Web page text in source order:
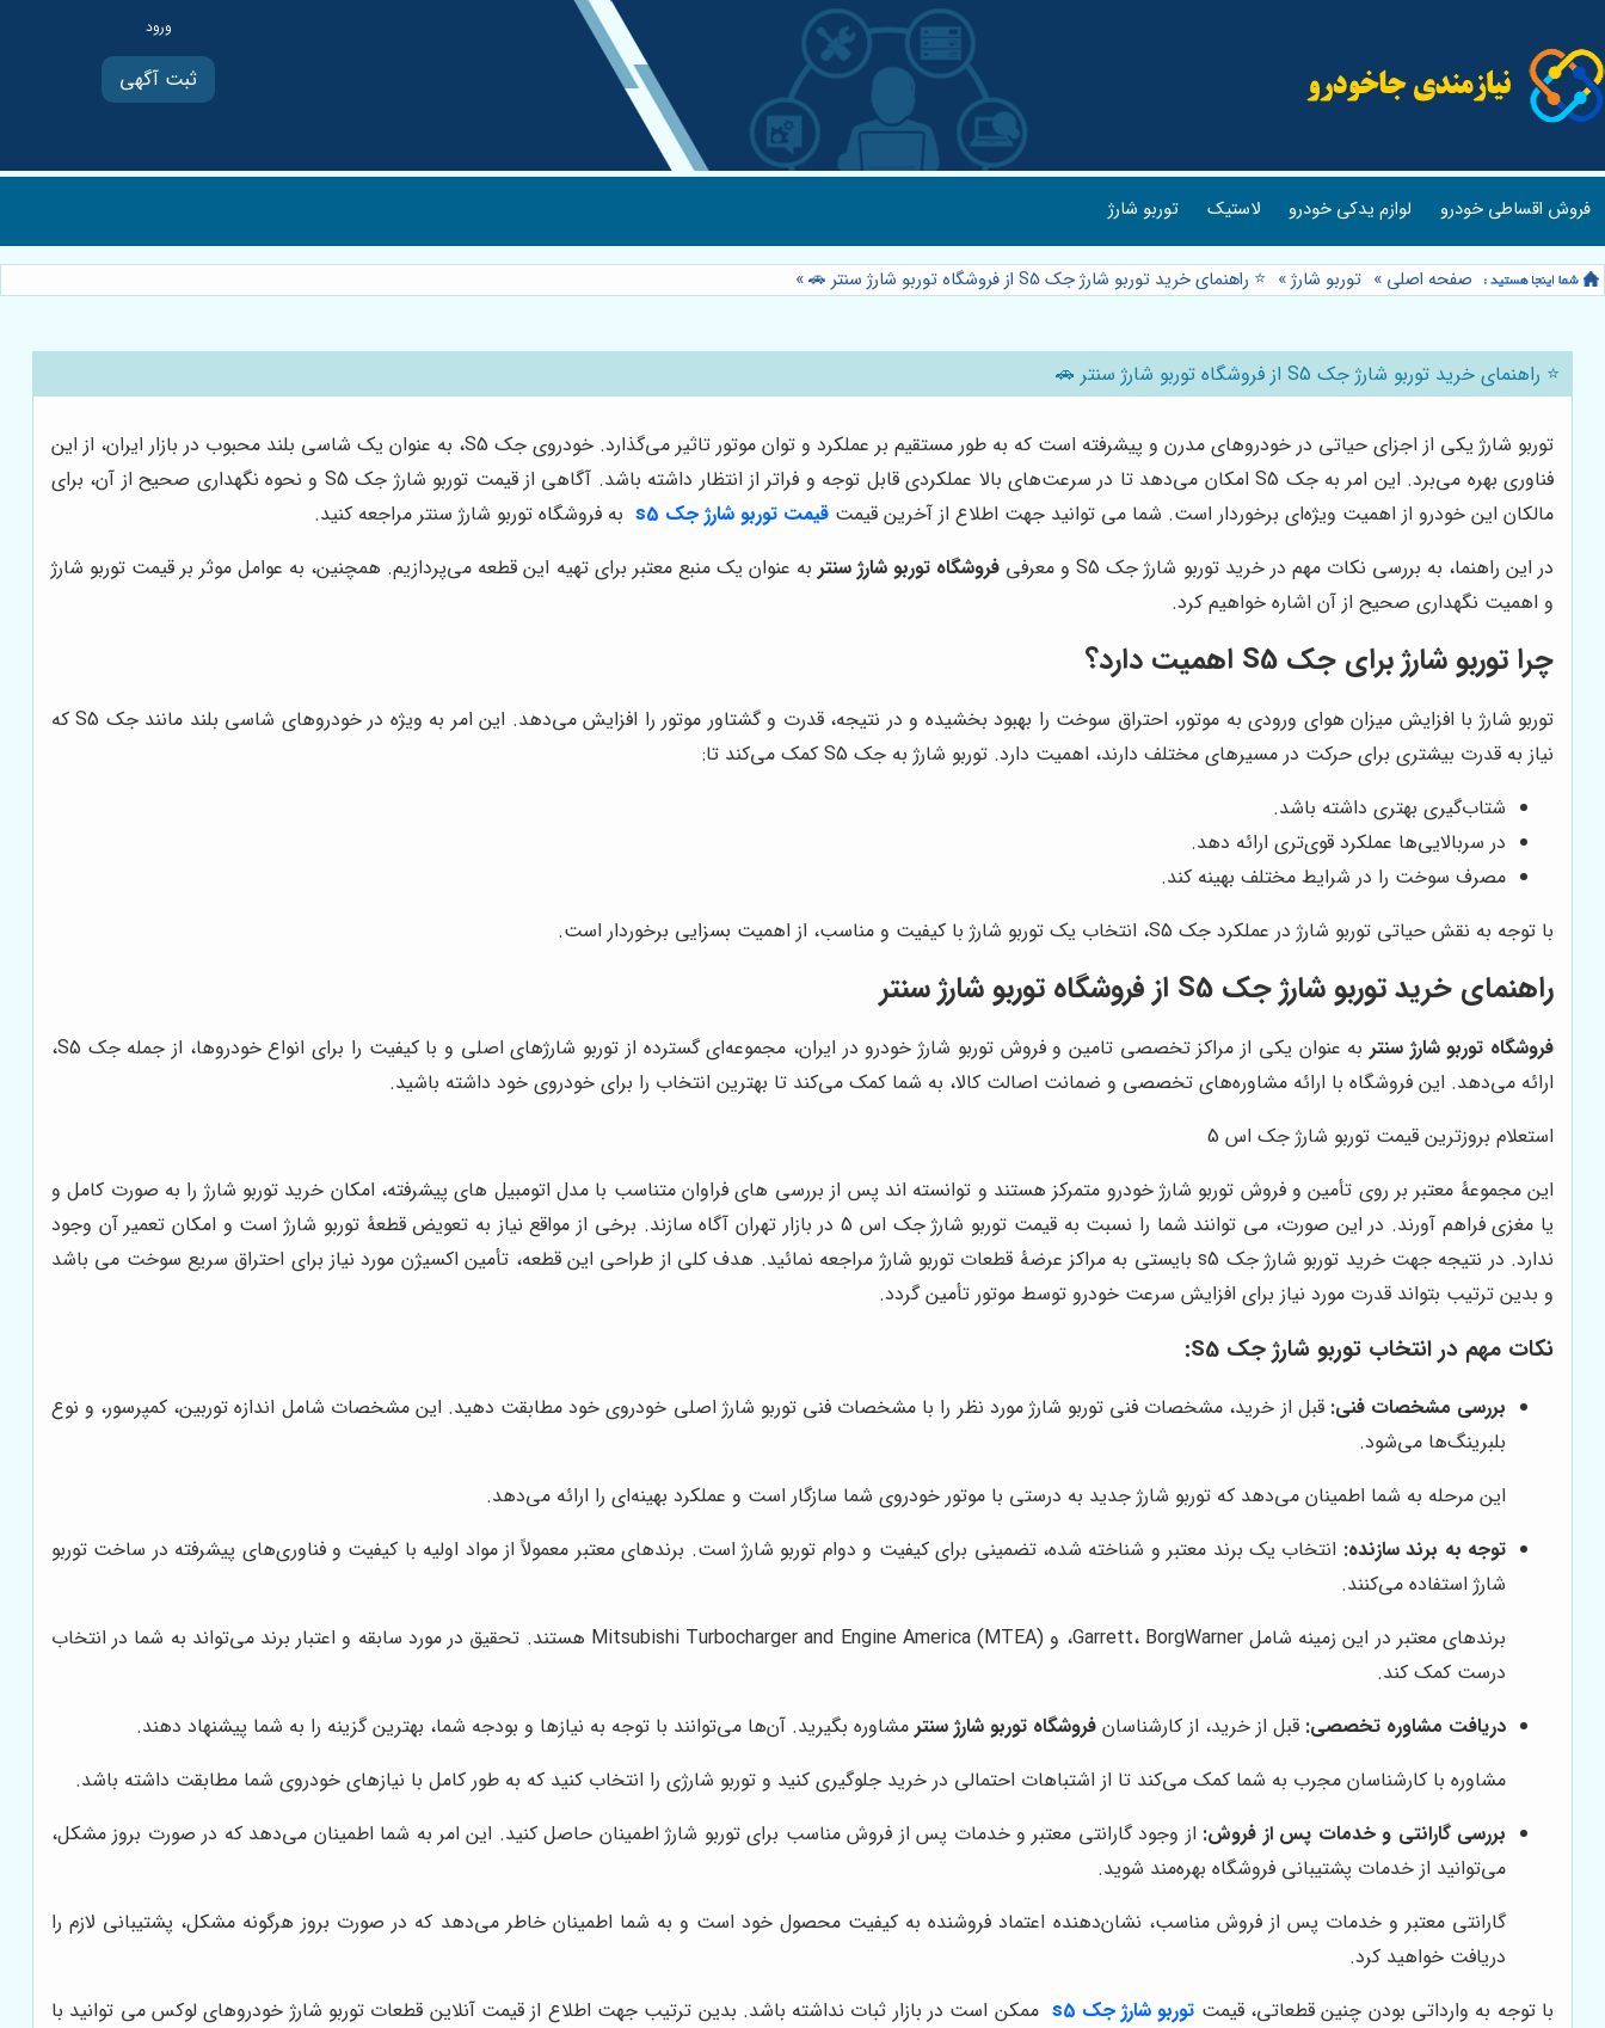
ثبت آگهی
فروش اقساطی خودرو لوازم یدکی خودرو لاستیک توربو شارژ
صفحه اصلی » توربو شارژ» ⭐️ راهنمای خرید توربو شارژ جک S5 از فروشگاه توربو شارژ سنتر 🚗 »
⭐️ راهنمای خرید توربو شارژ جک S5 از فروشگاه توربو شارژ سنتر 🚗
توربو شارژ یکی از اجزای حیاتی در خودروهای مدرن و پیشرفته است که به طور مستقیم بر عملکرد و توان موتور تاثیر می‌گذارد. خودروی جک S5، به عنوان یک شاسی بلند محبوب در بازار ایران، از این
فناوری بهره می‌برد. این امر به جک S5 امکان می‌دهد تا در سرعت‌های بالا عملکردی قابل توجه و فراتر از انتظار داشته باشد. آگاهی از قیمت توربو شارژ جک S5 و نحوه نگهداری صحیح از آن، برای
مالکان این خودرو از اهمیت ویژه‌ای برخوردار است. شما می توانید جهت اطلاع از آخرین قیمت قیمت توربو شارژ جک s5
به فروشگاه توربو شارژ سنتر مراجعه کنید.
در این راهنما، به بررسی نکات مهم در خرید توربو شارژ جک S5 و معرفی
فروشگاه توربو شارژ سنتر به عنوان یک منبع معتبر برای تهیه این قطعه می‌پردازیم. همچنین، به عوامل موثر بر قیمت توربو شارژ
و اهمیت نگهداری صحیح از آن اشاره خواهیم کرد.
چرا توربو شارژ برای جک S5 اهمیت دارد؟
توربو شارژ با افزایش میزان هوای ورودی به موتور، احتراق سوخت را بهبود بخشیده و در نتیجه، قدرت و گشتاور موتور را افزایش می‌دهد. این امر به ویژه در خودروهای شاسی بلند مانند جک S5 که
نیاز به قدرت بیشتری برای حرکت در مسیرهای مختلف دارند، اهمیت دارد. توربو شارژ به جک S5 کمک می‌کند تا:
شتاب‌گیری بهتری داشته باشد.
در سربالایی‌ها عملکرد قوی‌تری ارائه دهد.
مصرف سوخت را در شرایط مختلف بهینه کند.
با توجه به نقش حیاتی توربو شارژ در عملکرد جک S5، انتخاب یک توربو شارژ با کیفیت و مناسب، از اهمیت بسزایی برخوردار است.
راهنمای خرید توربو شارژ جک S5 از فروشگاه توربو شارژ سنتر
فروشگاه توربو شارژ سنتر
به عنوان یکی از مراکز تخصصی تامین و فروش توربو شارژ خودرو در ایران، مجموعه‌ای گسترده از توربو شارژهای اصلی و با کیفیت را برای انواع خودروها، از جمله جک S5،
ارائه می‌دهد. این فروشگاه با ارائه مشاوره‌های تخصصی و ضمانت اصالت کالا، به شما کمک می‌کند تا بهترین انتخاب را برای خودروی خود داشته باشید.
استعلام بروزترین قیمت توربو شارژ جک اس 5
این مجموعۀ معتبر بر روی تأمین و فروش توربو شارژ خودرو متمرکز هستند و توانسته اند پس از بررسی های فراوان متناسب با مدل اتومبیل های پیشرفته، امکان خرید توربو شارژ را به صورت کامل و
یا مغزی فراهم آورند. در این صورت، می توانند شما را نسبت به قیمت توربو شارژ جک اس 5 در بازار تهران آگاه سازند. برخی از مواقع نیاز به تعویض قطعۀ توربو شارژ است و امکان تعمیر آن وجود
ندارد. در نتیجه جهت خرید توربو شارژ جک s5بایستی به مراکز عرضۀ قطعات توربو شارژ مراجعه نمائید. هدف کلی از طراحی این قطعه، تأمین اکسیژن مورد نیاز برای احتراق سریع سوخت می باشد
و بدین ترتیب بتواند قدرت مورد نیاز برای افزایش سرعت خودرو توسط موتور تأمین گردد.
نکات مهم در انتخاب توربو شارژ جک S5:
بررسی مشخصات فنی: قبل از خرید، مشخصات فنی توربو شارژ مورد نظر را با مشخصات فنی توربو شارژ اصلی خودروی خود مطابقت دهید. این مشخصات شامل اندازه توربین، کمپرسور، و نوع
بلبرینگ‌ها می‌شود.
این مرحله به شما اطمینان می‌دهد که توربو شارژ جدید به درستی با موتور خودروی شما سازگار است و عملکرد بهینه‌ای را ارائه می‌دهد.
توجه به برند سازنده: انتخاب یک برند معتبر و شناخته شده، تضمینی برای کیفیت و دوام توربو شارژ است. برندهای معتبر معمولاً از مواد اولیه با کیفیت و فناوری‌های پیشرفته در ساخت توربو
شارژ استفاده می‌کنند.
برندهای معتبر در این زمینه شامل Garrett، BorgWarner، و Mitsubishi Turbocharger and Engine America (MTEA) هستند. تحقیق در مورد سابقه و اعتبار برند می‌تواند به شما در انتخاب
درست کمک کند.
دریافت مشاوره تخصصی: قبل از خرید، از کارشناسان فروشگاه توربو شارژ سنترمشاوره بگیرید. آن‌ها می‌توانند با توجه به نیازها و بودجه شما، بهترین گزینه را به شما پیشنهاد دهند.
مشاوره با کارشناسان مجرب به شما کمک می‌کند تا از اشتباهات احتمالی در خرید جلوگیری کنید و توربو شارژی را انتخاب کنید که به طور کامل با نیازهای خودروی شما مطابقت داشته باشد.
بررسی گارانتی و خدمات پس از فروش: از وجود گارانتی معتبر و خدمات پس از فروش مناسب برای توربو شارژ اطمینان حاصل کنید. این امر به شما اطمینان می‌دهد که در صورت بروز مشکل،
می‌توانید از خدمات پشتیبانی فروشگاه بهره‌مند شوید.
گارانتی معتبر و خدمات پس از فروش مناسب، نشان‌دهنده اعتماد فروشنده به کیفیت محصول خود است و به شما اطمینان خاطر می‌دهد که در صورت بروز هرگونه مشکل، پشتیبانی لازم را
دریافت خواهید کرد.
با توجه به وارداتی بودن چنین قطعاتی، قیمت توربو شارژ جک s5
ممکن است در بازار ثبات نداشته باشد. بدین ترتیب جهت اطلاع از قیمت آنلاین قطعات توربو شارژ خودروهای لوکس می توانید با